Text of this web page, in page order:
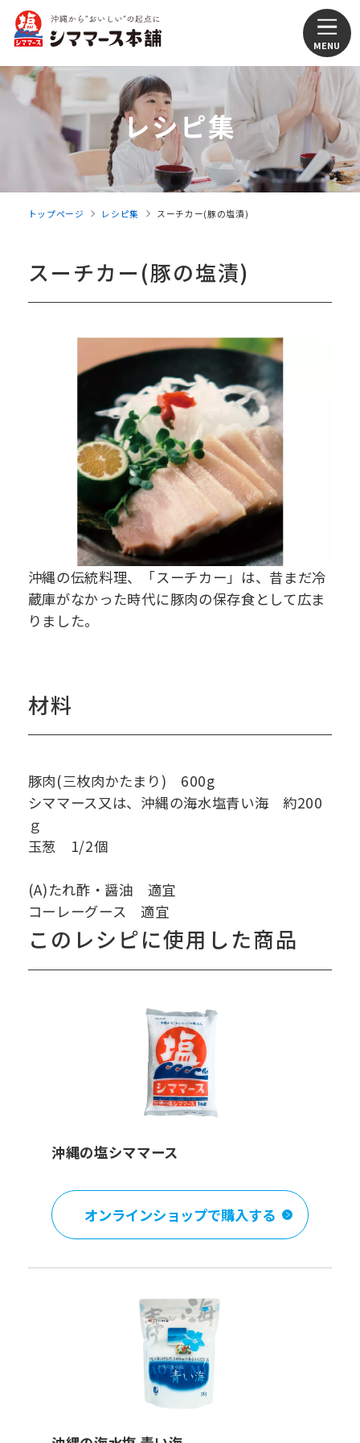
レシピ集
トップページ レシピ集 スーチカー(豚の塩漬)
スーチカー(豚の塩漬)
沖縄の伝統料理、「スーチカー」は、昔まだ冷
蔵庫がなかった時代に豚肉の保存食として広ま
りました。
材料
豚肉(三枚肉かたまり) 600g
シママース又は、沖縄の海水塩青い海 約200
ｇ
玉葱 1/2個
(A)たれ酢・醤油 適宜
コーレーグース 適宜
このレシピに使用した商品
沖縄の塩シママース
オンラインショップで購入する